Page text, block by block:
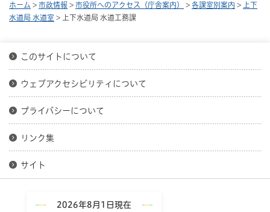
ホーム > 市政情報 > 市役所へのアクセス（庁舎案内） > 各課室別案内 >
上下
水道局 水道室 > 上下水道局 水道工務課
このサイトについて
ウェブアクセシビリティについて
プライバシーについて
リンク集
サイト
2026年8月1日現在